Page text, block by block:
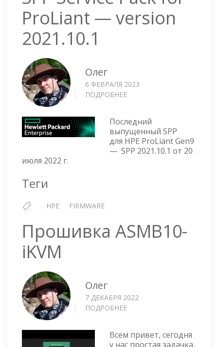
ProLiant — version
2021.10.1
Олег
6 ФЕВРАЛЯ 2023
ПОДРОБНЕЕ
PACK
FOR
PROLIANT
—
Последний
выпущенный SPP
для HPE ProLiant Gen9
— SPP 2021.10.1 от 20
июля 2022 г.
Теги
HPE FIRMWARE
Прошивка ASMB10-
iKVM
Олег
7 ДЕКАБРЯ 2022
ПОДРОБНЕЕ
IKVM
Всем привет, сегодня
у нас простая задачка,